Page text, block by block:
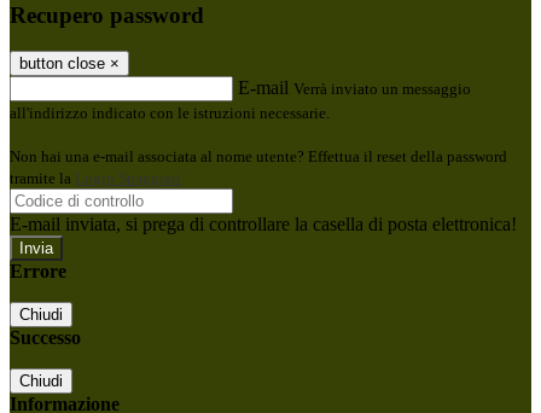
Recupero password
button close ×
E-mail Verrà inviato un messaggio
all'indirizzo indicato con le istruzioni necessarie.
Non hai una e-mail associata al nome utente? Effettua il reset della password
tramite la Login Spaggiari
E-mail inviata, si prega di controllare la casella di posta elettronica!
Errore
Chiudi
Successo
Chiudi
Informazione